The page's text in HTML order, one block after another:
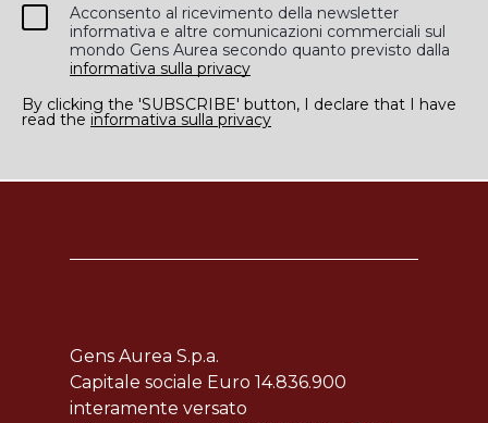
Acconsento al ricevimento della newsletter
informativa e altre comunicazioni commerciali sul
mondo Gens Aurea secondo quanto previsto dalla
informativa sulla privacy
By clicking the 'SUBSCRIBE' button, I declare that I have
read the informativa sulla privacy
Gens Aurea S.p.a.
Capitale sociale Euro 14.836.900
interamente versato